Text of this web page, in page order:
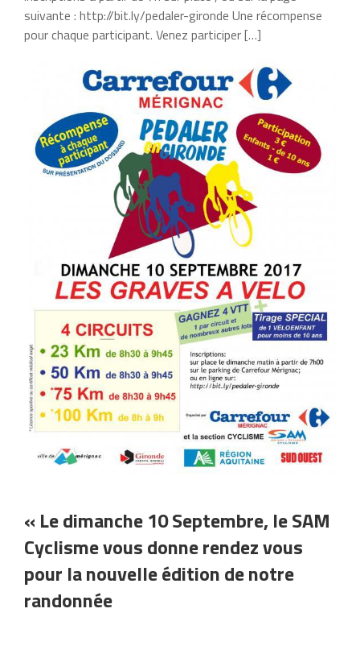
suivante : http://bit.ly/pedaler-gironde Une récompense
pour chaque participant. Venez participer […]
« Le dimanche 10 Septembre, le SAM
Cyclisme vous donne rendez vous
pour la nouvelle édition de notre
randonnée